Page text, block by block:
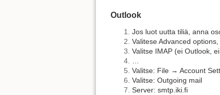
Outlook
Jos luot uutta tiliä, anna
Valitese Advanced
Valitse IMAP (ei Outlook,
Valitse: File → Account
Valitse: Outgoing mail
Server: smtp.iki.fi